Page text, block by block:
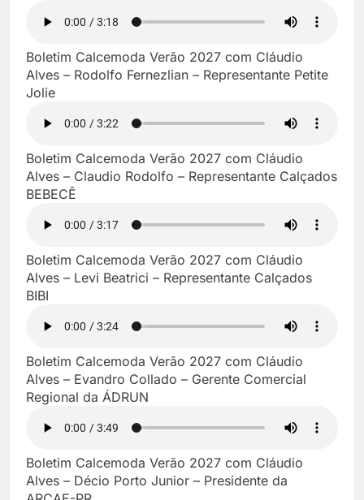
Boletim Calcemoda Verão 2027 com Cláudio
Alves – Rodolfo Fernezlian – Representante Petite
Jolie
Boletim Calcemoda Verão 2027 com Cláudio
Alves – Claudio Rodolfo – Representante Calçados
BEBECÊ
Boletim Calcemoda Verão 2027 com Cláudio
Alves – Levi Beatrici – Representante Calçados
BIBI
Boletim Calcemoda Verão 2027 com Cláudio
Alves – Evandro Collado – Gerente Comercial
Regional da ÁDRUN
Boletim Calcemoda Verão 2027 com Cláudio
Alves – Décio Porto Junior – Presidente da